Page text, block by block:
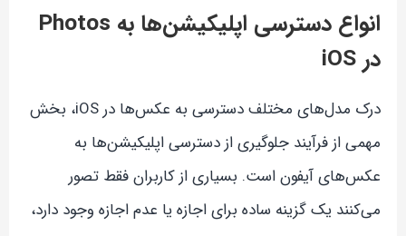
انواع دسترسی اپلیکیشن‌ها به Photos
در iOS
درک مدل‌های مختلف دسترسی به عکس‌ها در iOS، بخش
مهمی از فرآیند جلوگیری از دسترسی اپلیکیشن‌ها به
عکس‌های آیفون است. بسیاری از کاربران فقط تصور
می‌کنند یک گزینه ساده برای اجازه یا عدم اجازه وجود دارد،